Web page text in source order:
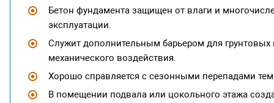
Бетон фундамента защищен от влаги и
эксплуатации.
Служит дополнительным барьером для
механического воздействия.
Хорошо справляется с сезонными перепадами
В помещении подвала или цокольного этажа